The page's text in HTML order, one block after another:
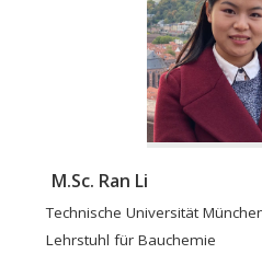
M.Sc. Ran Li
Technische Universität
Lehrstuhl für Bauchemie